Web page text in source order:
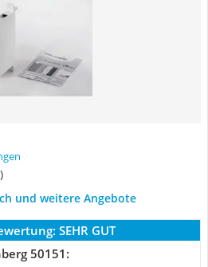
)
und weitere Angebote
SEHR GUT
50151: